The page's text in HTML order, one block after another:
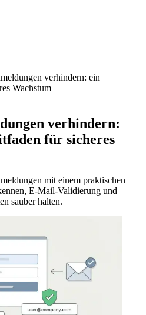
verhindern: ein
Wachstum
verhindern:
für sicheres
mit einem praktischen
E‑Mail‑Validierung und
sauber halten.